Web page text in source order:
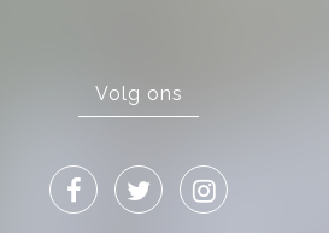
Volg ons